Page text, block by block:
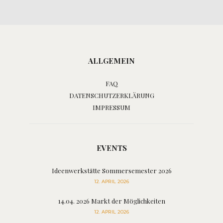
ALLGEMEIN
FAQ
DATENSCHUTZERKLÄRUNG
IMPRESSUM
EVENTS
Ideenwerkstätte Sommersemester 2026
12. APRIL 2026
14.04. 2026 Markt der Möglichkeiten
12. APRIL 2026